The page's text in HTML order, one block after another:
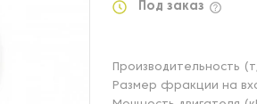
Под заказ
Производительность
Размер фракции на